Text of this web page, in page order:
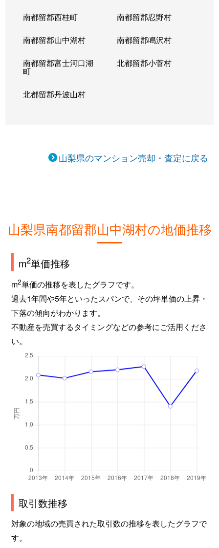
南都留郡西桂町 南都留郡忍野村
南都留郡山中湖村 南都留郡鳴沢村
南都留郡富士河口湖
町
北都留郡小菅村
北都留郡丹波山村
山梨県のマンション売却・査定に戻る
山梨県南都留郡山中湖村の地価推移
m2単価推移
m2単価の推移を表したグラフです。
過去1年間や5年といったスパンで、その坪単価の上昇・
下落の傾向がわかります。
不動産を売買するタイミングなどの参考にご活用くださ
い。
取引数推移
対象の地域の売買された取引数の推移を表したグラフで
す。